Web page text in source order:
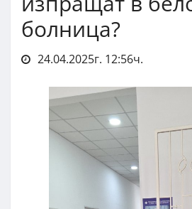
болница?
24.04.2025г. 12:56ч.